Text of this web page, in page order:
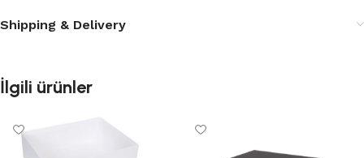
Shipping & Delivery
İlgili ürünler